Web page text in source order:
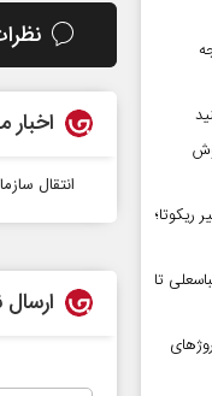
اخبار
انتقال
ریکوتا؛
تا